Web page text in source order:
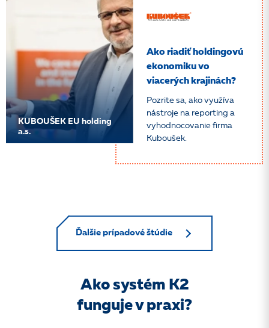
KUBOUŠEK EU holding
a.s.
Ako riadiť holdingovú
ekonomiku vo
viacerých krajinách?
Pozrite sa, ako využíva
nástroje na reporting a
vyhodnocovanie firma
Kuboušek.
Ďalšie prípadové štúdie
Ako systém K2
funguje v praxi?